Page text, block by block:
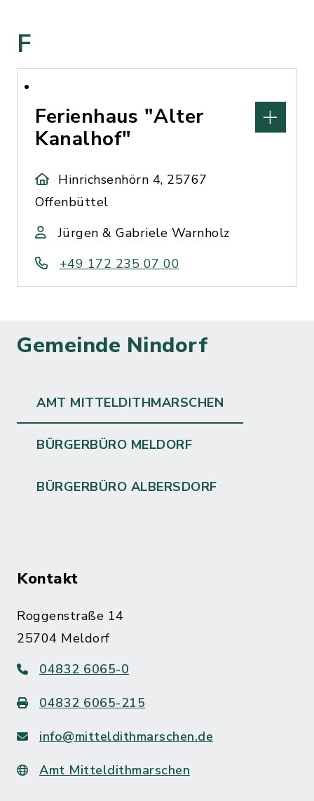
F
Ferienhaus "Alter
Kanalhof"
Hinrichsenhörn 4, 25767
Offenbüttel
Jürgen & Gabriele Warnholz
+49 172 235 07 00
Gemeinde Nindorf
AMT MITTELDITHMARSCHEN
BÜRGERBÜRO MELDORF
BÜRGERBÜRO ALBERSDORF
Kontakt
Roggenstraße 14
25704 Meldorf
04832 6065-0
04832 6065-215
info@mitteldithmarschen.de
Amt Mitteldithmarschen